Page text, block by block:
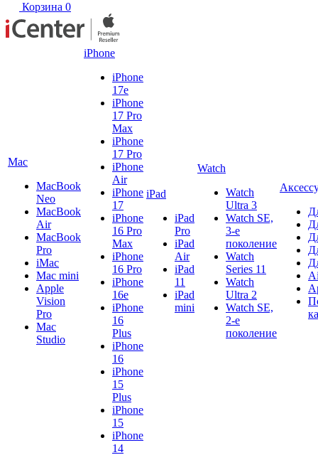
Корзина 0
Mac
MacBook
Neo
MacBook
Air
MacBook
Pro
iMac
Mac mini
Apple
Vision
Pro
Mac
Studio
iPhone
iPhone
17e
iPhone
17 Pro
Max
iPhone
17 Pro
iPhone
Air
iPhone
17
iPhone
16 Pro
Max
iPhone
16 Pro
iPhone
16e
iPhone
16
Plus
iPhone
16
iPhone
15
Plus
iPhone
15
iPhone
14
iPad
iPad
Pro
iPad
Air
iPad
11
iPad
mini
Watch
Watch
Ultra 3
Watch SE,
3-е
поколение
Watch
Series 11
Watch
Ultra 2
Watch SE,
2-е
поколение